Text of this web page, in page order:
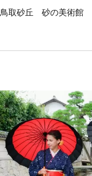
鳥取砂丘 砂の美術館